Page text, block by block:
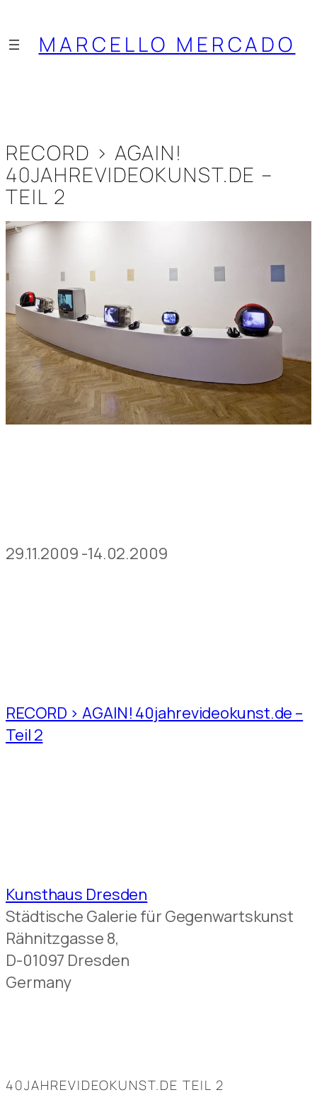
contenidoMARCELLO MERCADO
RECORD > AGAIN!
40JAHREVIDEOKUNST.DE –
TEIL 2
29.11.2009 -14.02.2009
RECORD > AGAIN! 40jahrevideokunst.de –
Teil 2
Kunsthaus Dresden
Städtische Galerie für Gegenwartskunst
Rähnitzgasse 8,
D-01097 Dresden
Germany
40JAHREVIDEOKUNST.DE TEIL 2